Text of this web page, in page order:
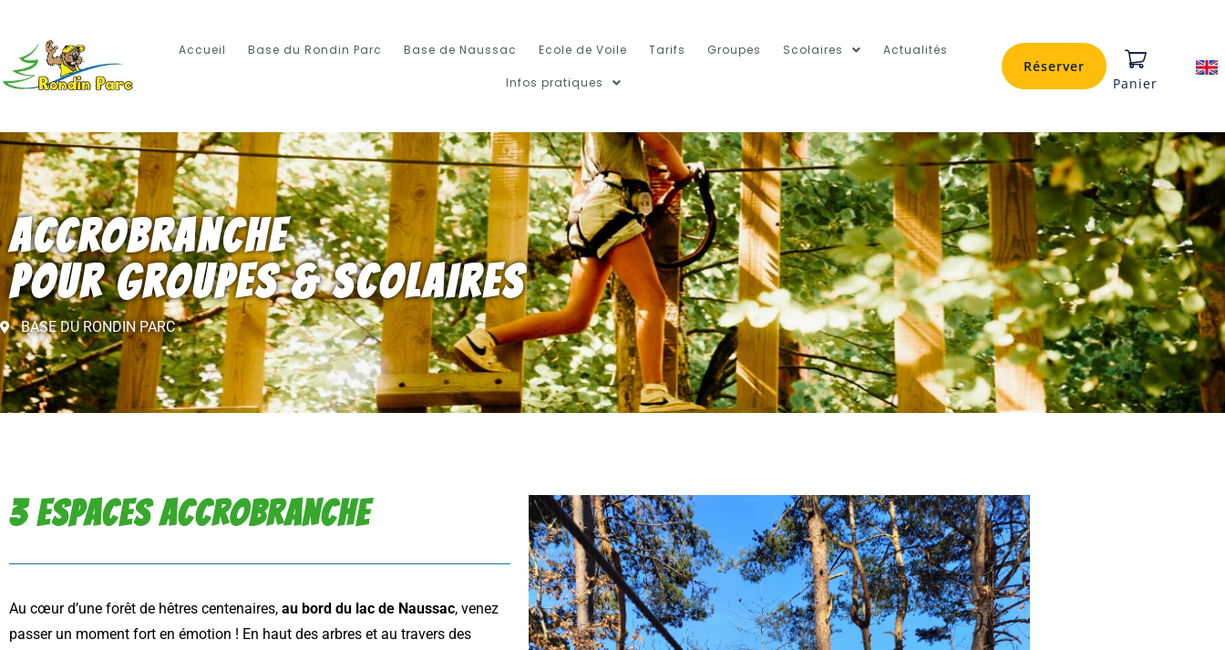
Accueil Base du Rondin Parc Base de Naussac Ecole de Voile Tarifs Groupes Scolaires Actualités
Infos pratiques
Réserver
Panier
ACCROBRANCHE
POUR GROUPES & SCOLAIRES
BASE DU RONDIN PARC
3 ESPACES ACCROBRANCHE
Au cœur d’une forêt de hêtres centenaires, au bord du lac de Naussac, venez
passer un moment fort en émotion ! En haut des arbres et au travers des